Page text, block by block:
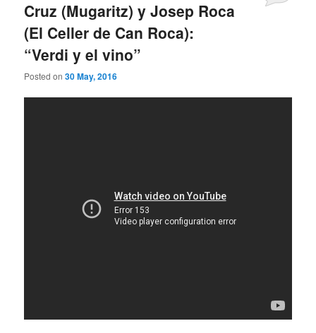
Cruz (Mugaritz) y Josep Roca
(El Celler de Can Roca):
“Verdi y el vino”
Posted on30 May, 2016